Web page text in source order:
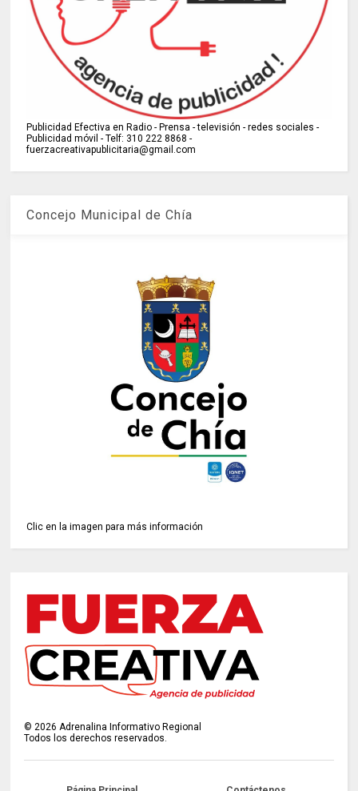
Publicidad Efectiva en Radio - Prensa - televisión - redes sociales -
Publicidad móvil - Telf: 310 222 8868 -
fuerzacreativapublicitaria@gmail.com
Concejo Municipal de Chía
Clic en la imagen para más información
© 2026 Adrenalina Informativo Regional
Todos los derechos reservados.